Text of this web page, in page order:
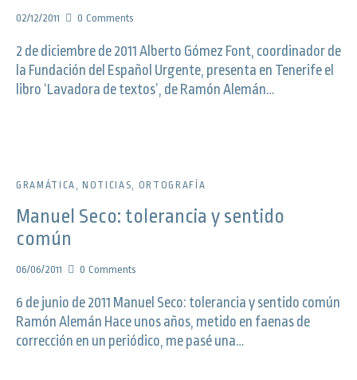
02/12/2011 0 Comments
2 de diciembre de 2011 Alberto Gómez Font, coordinador de
la Fundación del Español Urgente, presenta en Tenerife el
libro ‘Lavadora de textos’, de Ramón Alemán…
GRAMÁTICA NOTICIAS ORTOGRAFÍA
Manuel Seco: tolerancia y sentido
común
06/06/2011 0 Comments
6 de junio de 2011 Manuel Seco: tolerancia y sentido común
Ramón Alemán Hace unos años, metido en faenas de
corrección en un periódico, me pasé una…